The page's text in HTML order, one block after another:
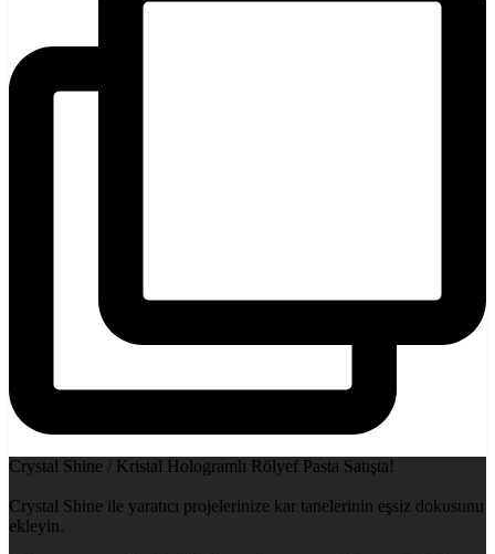
Crystal Shine / Kristal Hologramlı Rölyef Pasta Satışta!
Crystal Shine ile yaratıcı projelerinize kar tanelerinin eşsiz dokusunu
ekleyin.